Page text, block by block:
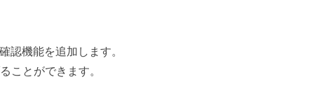
認機能を追加します。
ことができます。